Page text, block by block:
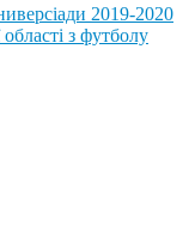
2019-2020
з футболу